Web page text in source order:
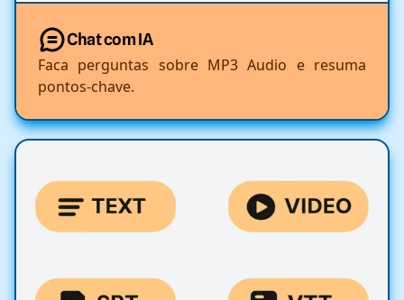
Chat com IA
Faca perguntas sobre MP3 Audio e resuma
pontos-chave.